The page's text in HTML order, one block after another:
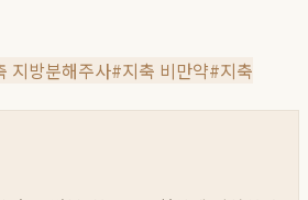
지방분해주사#지축 비만약#지축